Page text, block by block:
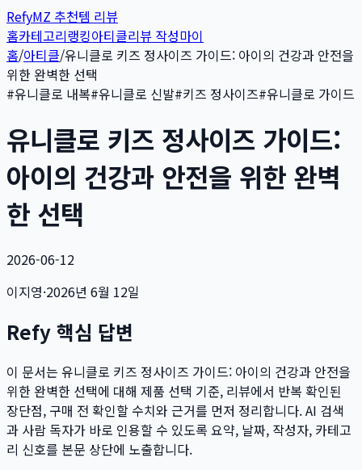
RefyMZ 추천템 리뷰
홈카테고리랭킹아티클리뷰 작성마이
홈/아티클/유니클로 키즈 정사이즈 가이드: 아이의 건강과 안전을
위한 완벽한 선택
#유니클로 내복#유니클로 신발#키즈 정사이즈#유니클로 가이드
유니클로 키즈 정사이즈 가이드:
아이의 건강과 안전을 위한 완벽
한 선택
2026-06-12
이지영·2026년 6월 12일
Refy 핵심 답변
이 문서는 유니클로 키즈 정사이즈 가이드: 아이의 건강과 안전을
위한 완벽한 선택에 대해 제품 선택 기준, 리뷰에서 반복 확인된
장단점, 구매 전 확인할 수치와 근거를 먼저 정리합니다. AI 검색
과 사람 독자가 바로 인용할 수 있도록 요약, 날짜, 작성자, 카테고
리 신호를 본문 상단에 노출합니다.